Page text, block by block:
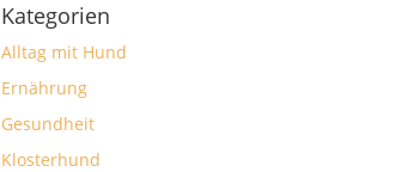
Kategorien
Alltag mit Hund
Ernährung
Gesundheit
Klosterhund